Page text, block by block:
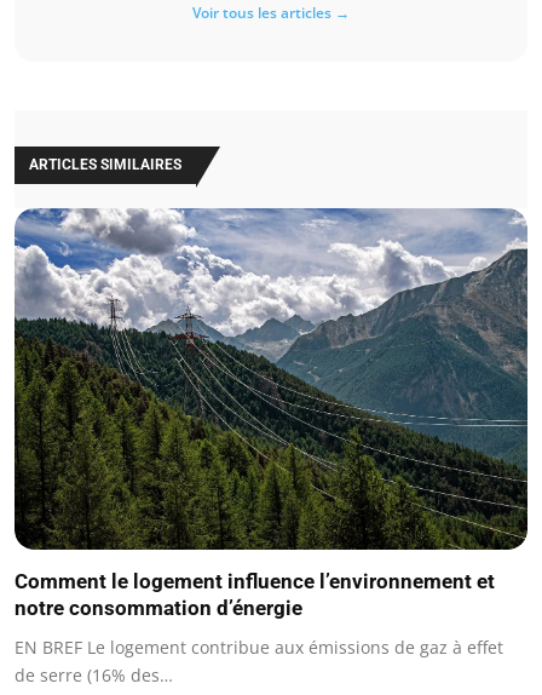
Voir tous les articles →
ARTICLES SIMILAIRES
Comment le logement influence l’environnement et
notre consommation d’énergie
EN BREF Le logement contribue aux émissions de gaz à effet
de serre (16% des…